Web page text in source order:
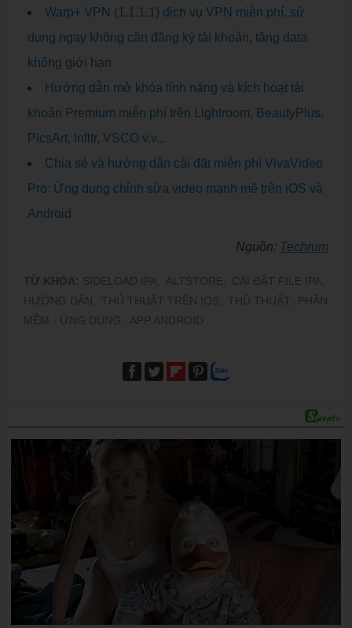
Warp+ VPN (1.1.1.1) dịch vụ VPN miễn phí, sử
dụng ngay không cần đăng ký tài khoản, tăng data
không giới hạn
Hướng dẫn mở khóa tính năng và kích hoạt tài
khoản Premium miễn phí trên Lightroom, BeautyPlus,
PicsArt, Infltr, VSCO v.v...
Chia sẻ và hướng dẫn cài đặt miễn phí VivaVideo
Pro: Ứng dụng chỉnh sửa video mạnh mẽ trên iOS và
Android
Nguồn: Techrum
TỪ KHÓA: SIDELOAD IPA, ALTSTORE,
CÀI ĐẶT FILE IPA,
HƯỚNG DẪN,
THỦ THUẬT TRÊN IOS, THỦ THUẬT,
PHẦN
MỀM - ỨNG DỤNG,
APP ANDROID